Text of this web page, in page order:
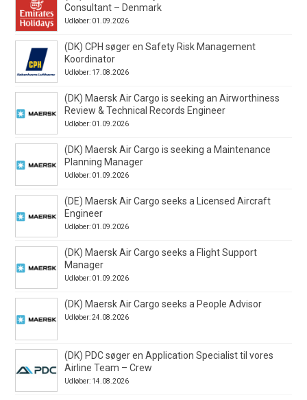
Consultant – Denmark
Udløber: 01.09.2026
(DK) CPH søger en Safety Risk Management
Koordinator
Udløber: 17.08.2026
(DK) Maersk Air Cargo is seeking an Airworthiness
Review & Technical Records Engineer
Udløber: 01.09.2026
(DK) Maersk Air Cargo is seeking a Maintenance
Planning Manager
Udløber: 01.09.2026
(DE) Maersk Air Cargo seeks a Licensed Aircraft
Engineer
Udløber: 01.09.2026
(DK) Maersk Air Cargo seeks a Flight Support
Manager
Udløber: 01.09.2026
(DK) Maersk Air Cargo seeks a People Advisor
Udløber: 24.08.2026
(DK) PDC søger en Application Specialist til vores
Airline Team – Crew
Udløber: 14.08.2026